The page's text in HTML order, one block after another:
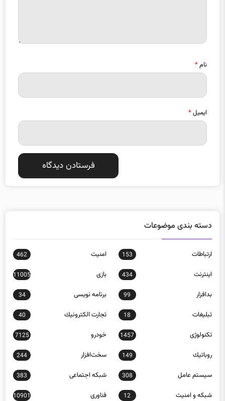
نام*
ایمیل*
دسته بندی موضوعات
ارتباطات 153 امنيت 462
اينترنت 434 بازی 11005
بدافزار 99 برنامه نويسی 34
تبلیغات 18 تجارت الكترونيك 40
تکنولوژی 1457 خودرو 7125
روباتيك 149 سخت‌افزار 244
سيستم عامل 308 شبكه اجتماعی 383
شبكه و امنيت 12 فناوری 10901